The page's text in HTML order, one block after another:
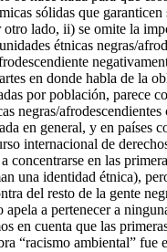
sólidas que garanticen
lado, ii) se omite la
étnicas negras/
en donde habla de la
por población, parece
negras/
en general, y en países
internacional de
concentrarse en las
una identidad étnica),
del resto de la gente
apela a pertenecer a
en cuenta que las
“racismo ambiental” fue